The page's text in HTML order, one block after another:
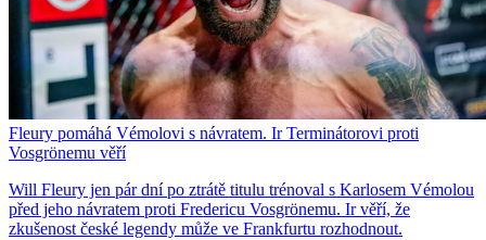
Fleury pomáhá Vémolovi s návratem. Ir Terminátorovi proti
Vosgrönemu věří
Will Fleury jen pár dní po ztrátě titulu trénoval s Karlosem Vémolou
před jeho návratem proti Fredericu Vosgrönemu. Ir věří, že
zkušenost české legendy může ve Frankfurtu rozhodnout.